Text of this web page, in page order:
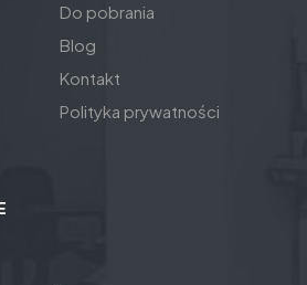
Do pobrania
Blog
Kontakt
Polityka prywatności